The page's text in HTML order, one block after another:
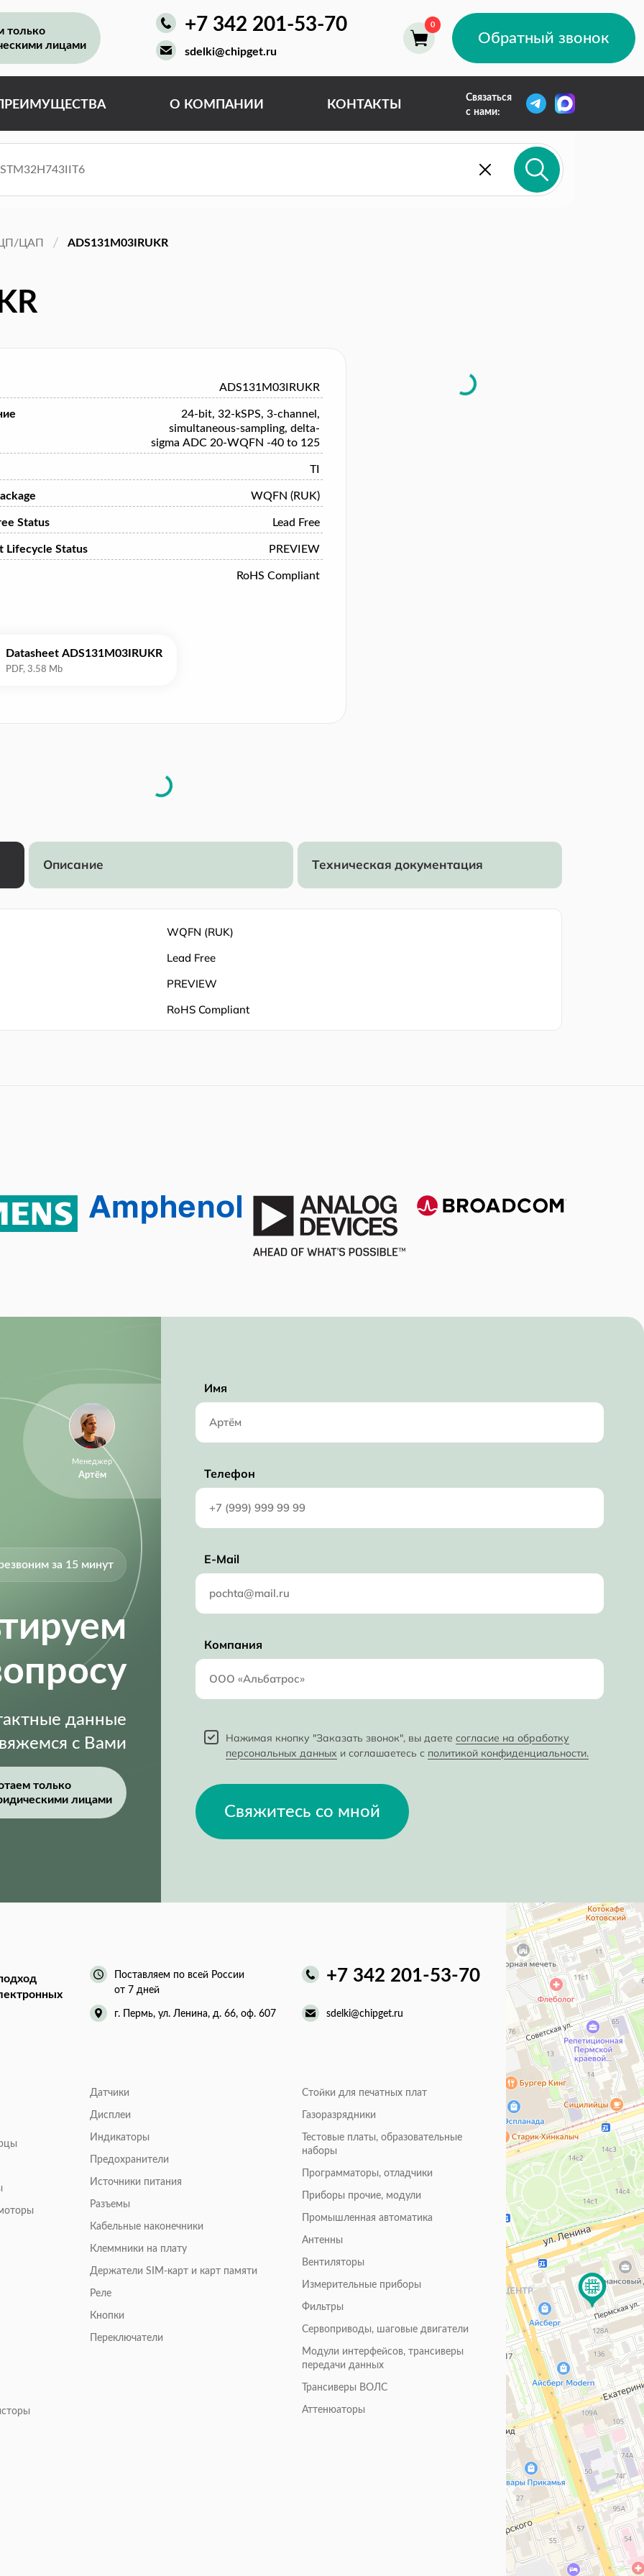
только
лицами
+7 342 201-53-70
sdelki@chipget.ru
Обратный звонок
О КОМПАНИИ КОНТАКТЫ
Связаться
с нами:
ЦАП ADS131M03IRUKR
ADS131M03IRUKR
24-bit, 32-kSPS, 3-channel,
simultaneous-sampling, delta-
sigma ADC 20-WQFN -40 to 125
TI
WQFN (RUK)
Status Lead Free
Lifecycle Status PREVIEW
RoHS Compliant
Datasheet ADS131M03IRUKR
Описание Техническая документация
WQFN (RUK)
Lead Free
PREVIEW
RoHS Compliant
Менеджер
Артём
за 15 минут
данные
с Вами
только
лицами
Имя
Телефон
E-Mail
Компания
Нажимая кнопку "Заказать звонок", вы даете согласие на обработку
персональных данных и соглашаетесь с политикой конфиденциальности.
Свяжитесь со мной
Поставляем по всей России
от 7 дней
+7 342 201-53-70
г. Пермь, ул. Ленина, д. 66, оф. 607 sdelki@chipget.ru
Датчики
Дисплеи
Индикаторы
Предохранители
Источники питания
Разъемы
Кабельные наконечники
Клеммники на плату
Держатели SIM-карт и карт памяти
Реле
Кнопки
Переключатели
Стойки для печатных плат
Газоразрядники
Тестовые платы, образовательные
наборы
Программаторы, отладчики
Приборы прочие, модули
Промышленная автоматика
Антенны
Вентиляторы
Измерительные приборы
Фильтры
Сервоприводы, шаговые двигатели
Модули интерфейсов, трансиверы
передачи данных
Трансиверы ВОЛС
Аттенюаторы